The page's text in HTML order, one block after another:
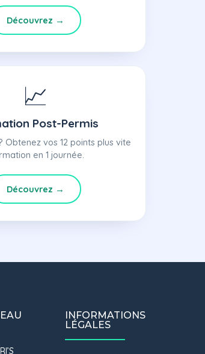
Découvrez →
📈
Post-Permis
Obtenez vos 12 points plus vite
en 1 journée.
Découvrez →
INFORMATIONS
LÉGALES